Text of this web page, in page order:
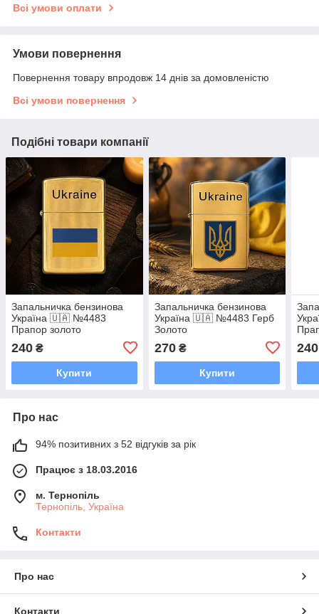
Всі умови оплати
Умови повернення
Повернення товару впродовж 14 днів за домовленістю
Всі умови повернення
Подібні товари компанії
Запальничка бензинова
Україна 🇺🇦 №4483
Прапор золото
240 ₴
Купити
Запальничка бензинова
Україна 🇺🇦 №4483 Герб
Золото
270₴
Купити
240
Про нас
94% позитивних з 52 відгуків за рік
Працює з 18.03.2016
м. Тернопіль
Тернопіль, Україна
Контакти
Про нас
Контакти